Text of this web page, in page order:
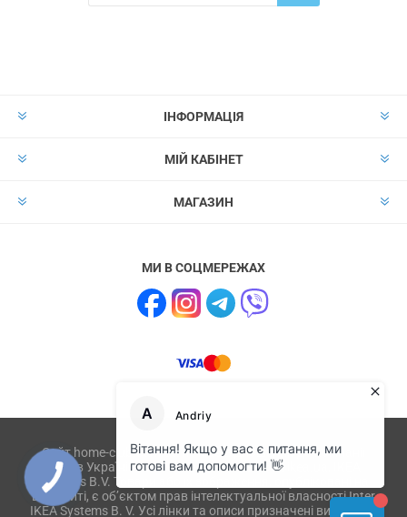
ІНФОРМАЦІЯ
МІЙ КАБІНЕТ
МАГАЗИН
МИ В СОЦМЕРЕЖАХ
Сайт home-club.com.ua не має відношення до компанії
IKEA в Україні і не пов'язаний з ikea.com, ikea.ua, IKEA
Systems B.V. Товари або їх зображення, опубліковані на
веб-сайті, є об’єктом прав інтелектуальної власності Inter
IKEA Systems B. V. Усі лінки та описи призначені виключно